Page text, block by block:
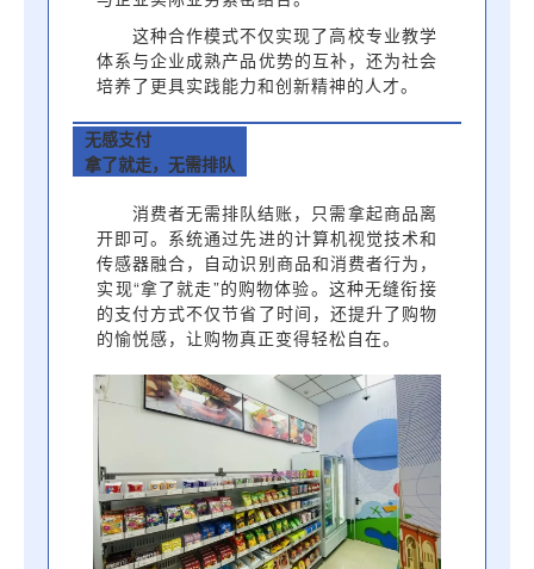
这种合作模式不仅实现了高校专业教学
体系与企业成熟产品优势的互补，还为社会
培养了更具实践能力和创新精神的人才。
无感支付
拿了就走，无需排队
消费者无需排队结账，只需拿起商品离
开即可。系统通过先进的计算机视觉技术和
传感器融合，自动识别商品和消费者行为，
实现“拿了就走”的购物体验。这种无缝衔接
的支付方式不仅节省了时间，还提升了购物
的愉悦感，让购物真正变得轻松自在。